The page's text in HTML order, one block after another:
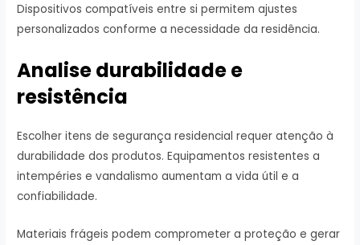
Dispositivos compatíveis entre si permitem ajustes
personalizados conforme a necessidade da residência.
Analise durabilidade e
resistência
Escolher itens de segurança residencial requer atenção à
durabilidade dos produtos. Equipamentos resistentes a
intempéries e vandalismo aumentam a vida útil e a
confiabilidade.
Materiais frágeis podem comprometer a proteção e gerar